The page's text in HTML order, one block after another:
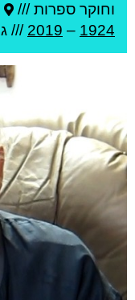
וחוקר ספרות ///
1924
–
2019
///